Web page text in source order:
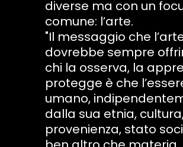
diverse ma con un
comune: l’arte.
"Il messaggio che
dovrebbe sempre
chi la osserva, la
protegge è che
umano,
dalla sua etnia,
provenienza, stato